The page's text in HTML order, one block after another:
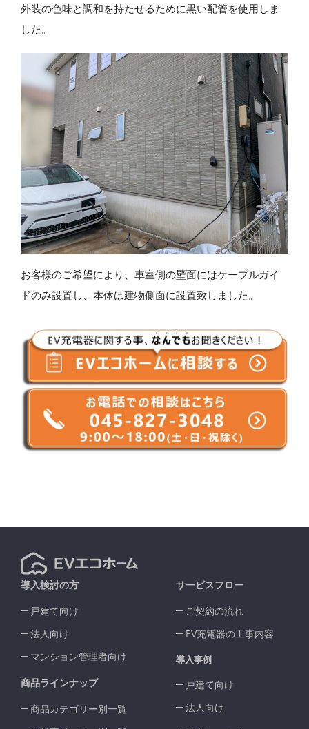
外装の色味と調和を持たせるために黒い配管を使用しま
した。
お客様のご希望により、車室側の壁面にはケーブルガイ
ドのみ設置し、本体は建物側面に設置致しました。
導入検討の方
戸建て向け
法人向け
マンション管理者向け
商品ラインナップ
商品カテゴリー別一覧
サービスフロー
ご契約の流れ
EV充電器の工事内容
導入事例
戸建て向け
法人向け